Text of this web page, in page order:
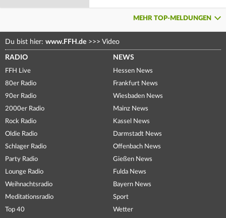
MEHR TOP-MELDUNGEN
Du bist hier: www.FFH.de >>> Video
RADIO
FFH Live
80er Radio
90er Radio
2000er Radio
Rock Radio
Oldie Radio
Schlager Radio
Party Radio
Lounge Radio
Weihnachtsradio
Meditationsradio
Top 40
NEWS
Hessen News
Frankfurt News
Wiesbaden News
Mainz News
Kassel News
Darmstadt News
Offenbach News
Gießen News
Fulda News
Bayern News
Sport
Wetter